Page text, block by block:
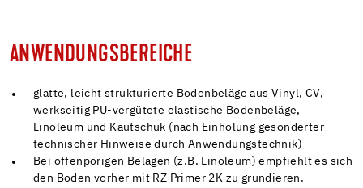
ANWENDUNGSBEREICHE
glatte, leicht strukturierte Bodenbeläge aus Vinyl, CV,
werkseitig PU-vergütete elastische Bodenbeläge,
Linoleum und Kautschuk (nach Einholung gesonderter
technischer Hinweise durch Anwendungstechnik)
Bei offenporigen Belägen (z.B. Linoleum) empfiehlt es sich
den Boden vorher mit RZ Primer 2K zu grundieren.